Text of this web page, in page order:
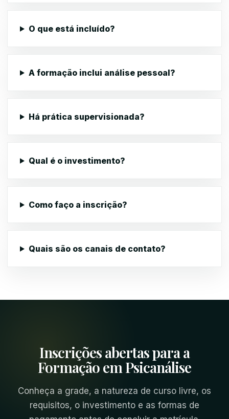
O que está incluído?
A formação inclui análise pessoal?
Há prática supervisionada?
Qual é o investimento?
Como faço a inscrição?
Quais são os canais de contato?
Inscrições abertas para a
Formação em Psicanálise
Conheça a grade, a natureza de curso livre, os
requisitos, o investimento e as formas de